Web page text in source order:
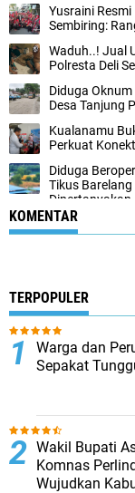
Yusraini
Sembiring:
Waduh..! Jual
Polresta Deli
Diduga
Desa Tanjung
Kualanamu
Perkuat
Diduga
Tikus
Dipertanyakan
KOMENTAR
TERPOPULER
Warga dan
Sepakat
Wakil Bupati
Komnas
Wujudkan